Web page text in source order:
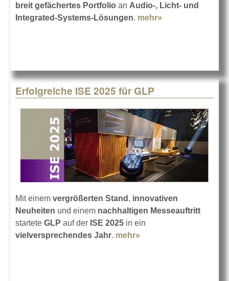
breit gefächertes Portfolio an Audio-, Licht- und
Integrated-Systems-Lösungen. mehr»
Erfolgreiche ISE 2025 für GLP
Mit einem vergrößerten Stand , innovativen
Neuheiten und einem nachhaltigen Messeauftritt
startete GLP auf der ISE 2025 in ein
vielversprechendes Jahr. mehr»